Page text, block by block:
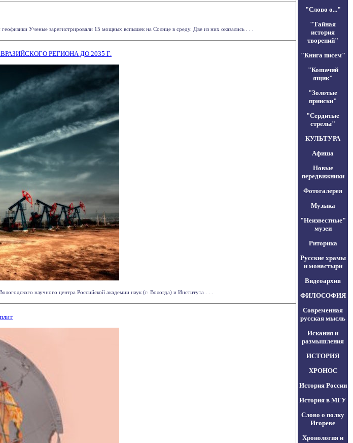
Ученые зарегистрировали 15 мощных вспышек на Солнце в среду. Две из них оказались . . .
РЕГИОНА ДО 2035 Г.
научного центра Российской академии наук (г. Вологда) и Института . . .
"Слово о..."
"Тайная
история
творений"
"Книга писем"
"Кошачий
ящик"
"Золотые
прииски"
"Сердитые
стрелы"
КУЛЬТУРА
Афиша
Новые
передвижники
Фотогалерея
Музыка
"Неизвестные"
музеи
Риторика
Русские храмы
и монастыри
Видеоархив
ФИЛОСОФИЯ
Современная
русская мысль
Искания и
размышления
ИСТОРИЯ
ХРОНОС
История России
История в МГУ
Слово о полку
Игореве
Хронология и